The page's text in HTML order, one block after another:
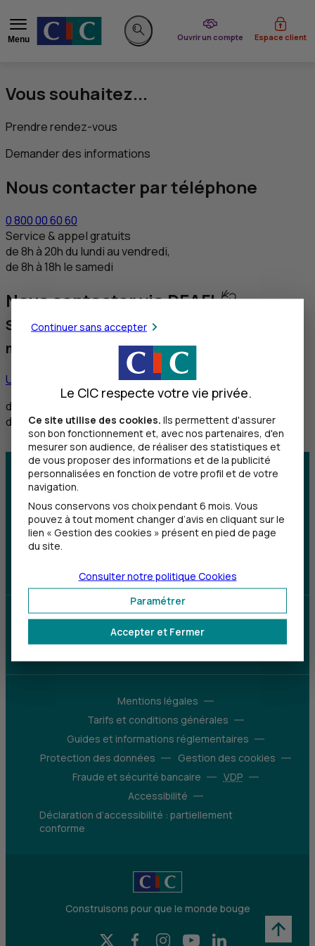
Menu
Rechercher sur le site
Ouvrir un compte
du CIC Espace client
Vous souhaitez...
Prendre rendez-vous
Demander des informations
Nous contacter par téléphone
0 800 00 60 60
Service & appel gratuits
de 8h à 20h du lundi au vendredi,
de 8h à 18h le samedi
Nous contacter via DEAFI
Service réservé aux personnes sourdes et
malentendantes
Utiliser ce service
de 8h30 à 12h et de 14h à 18h du lundi au vendredi,
de 8h30 à 12h le samedi
Centre d'aide Trouver une agence
Sourds et
malentendants
Parrainez un proche et profitez ensemble
d’avantages
Mentions légales
Tarifs et conditions générales
Guides et informations réglementaires
Protection des données
Gestion des cookies
Fraude et sécurité bancaire
VDP
Accessibilité
Déclaration d’accessibilité : partiellement
conforme
Construisons pour que le monde bouge
X (Twitter) - CIC
Facebook - CIC
Instagram - CIC
YouTube - CICLinkedIn - CIC
Continuer sans accepter
Le CIC respecte votre vie privée.
Ce site utilise des cookies. Ils permettent d'assurer
son bon fonctionnement et, avec nos partenaires, d'en
mesurer son audience, de réaliser des statistiques et
de vous proposer des informations et de la publicité
personnalisées en fonction de votre profil et de votre
navigation.
Nous conservons vos choix pendant 6 mois. Vous
pouvez à tout moment changer d’avis en cliquant sur le
lien « Gestion des cookies » présent en pied de page
du site.
Accepter et Fermer
Paramétrer
Consulter notre politique Cookies